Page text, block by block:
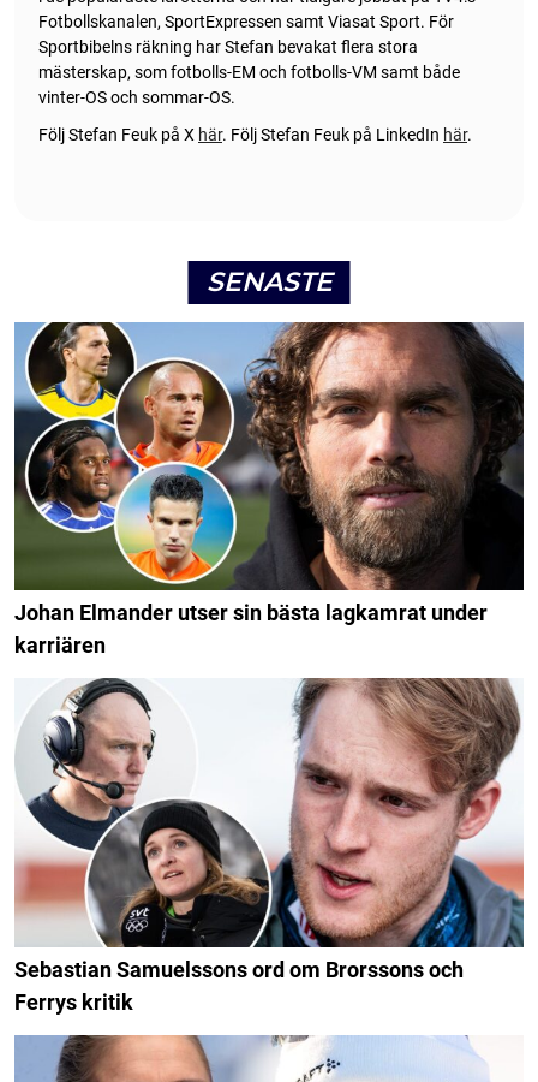
Fotbollskanalen, SportExpressen samt Viasat Sport. För
Sportbibelns räkning har Stefan bevakat flera stora
mästerskap, som fotbolls-EM och fotbolls-VM samt både
vinter-OS och sommar-OS.
Följ Stefan Feuk på X här. Följ Stefan Feuk på LinkedIn här.
SENASTE
Johan Elmander utser sin bästa lagkamrat under
karriären
Sebastian Samuelssons ord om Brorssons och
Ferrys kritik